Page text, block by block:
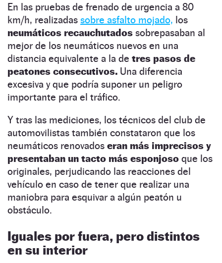
En las pruebas de frenado de urgencia a 80
km/h, realizadas sobre asfalto mojado, los
neumáticos recauchutados sobrepasaban al
mejor de los neumáticos nuevos en una
distancia equivalente a la de tres pasos de
peatones consecutivos. Una diferencia
excesiva y que podría suponer un peligro
importante para el tráfico.
Y tras las mediciones, los técnicos del club de
automovilistas también constataron que los
neumáticos renovados eran más imprecisos y
presentaban un tacto más esponjoso que los
originales, perjudicando las reacciones del
vehículo en caso de tener que realizar una
maniobra para esquivar a algún peatón u
obstáculo.
Iguales por fuera, pero distintos
en su interior